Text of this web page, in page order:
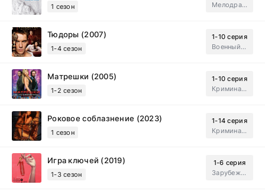
1 сезон
Мелодрама, Драма
Тюдоры (2007)
1-4 сезон
1-10 серия
Военный, Исторический, Зарубежный, Мелодрама, Драма
Матрешки (2005)
1-2 сезон
1-10 серия
Криминал, Драма
Роковое соблазнение (2023)
1 сезон
1-14 серия
Криминал, Мистический, Триллер, Драма
Игра ключей (2019)
1-3 сезон
1-6 серия
Зарубежный, Мелодрама, Драма